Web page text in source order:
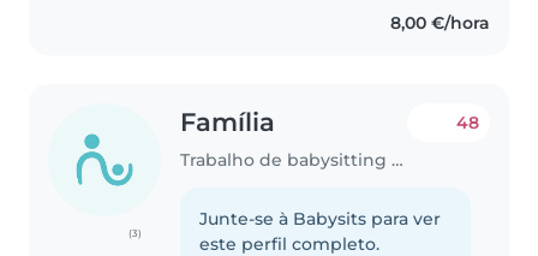
8,00 €/hora
(3)
Família
Trabalho de babysitting em Queluz
48
Junte-se à Babysits para ver
este perfil completo.